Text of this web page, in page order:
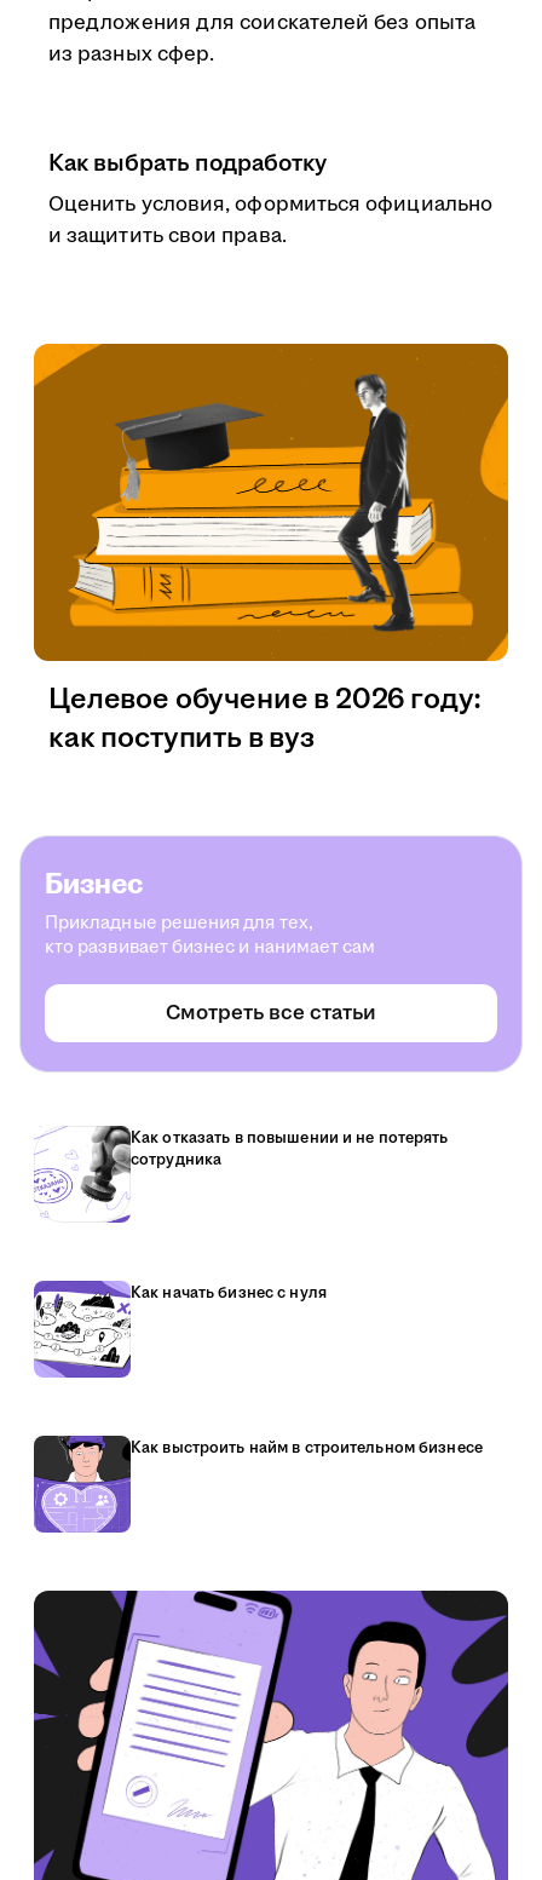
предложения для соискателей без опыта
из разных сфер.
Как выбрать подработку
Оценить условия, оформиться официально
и защитить свои права.
Целевое обучение в 2026 году:
как поступить в вуз
Бизнес
Прикладные решения для тех,
кто развивает бизнес и нанимает сам
Смотреть все статьи
Как отказать в повышении и не потерять
сотрудника
Как начать бизнес с нуля
Как выстроить найм в строительном бизнесе